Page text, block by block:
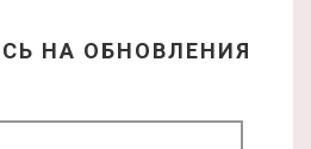
НА ОБНОВЛЕНИЯ